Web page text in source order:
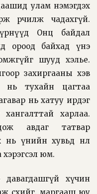
цаашид улам нэмэгдэх
өөрчилж чадахгүй.
Онц байдал
ороод байхад үнэ
шууд хэлье.
захиргааны хэв
нь тухайн цагтаа
нь хатуу ирдэг
харлаа.
авдаг татвар
үнийн хувьд нөлөө
хэрэгсэл юм.
хүчин